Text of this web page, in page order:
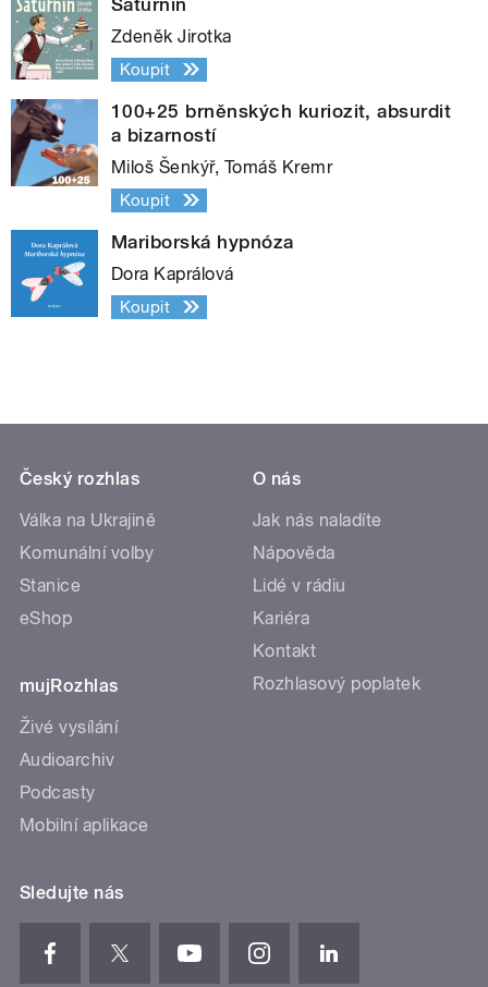
Zdeněk Jirotka
Koupit
100+25 brněnských kuriozit, absurdit
a bizarností
Miloš Šenkýř, Tomáš Kremr
Koupit
Mariborská hypnóza
Dora Kaprálová
Koupit
Český rozhlas
Válka na Ukrajině
Komunální volby
Stanice
eShop
mujRozhlas
Živé vysílání
Audioarchiv
Podcasty
Mobilní aplikace
O nás
Jak nás naladíte
Nápověda
Lidé v rádiu
Kariéra
Kontakt
Rozhlasový poplatek
Sledujte nás